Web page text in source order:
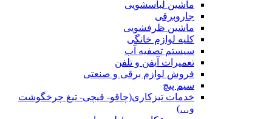
ماشین لباسشویی
جاروبرقی
ماشین ظرفشویی
کلیه لوازم خانگی
سیستم تصفیه آب
تعمیرات آیفن و تلفن
فروش لوازم برقی و صنعتی
سیم پیچ
خدمات تیزکاری(چاقو- قیچی- تیغ چرخگوشت
و…)